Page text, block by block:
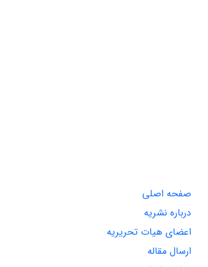
صفحه اصلی
درباره نشریه
اعضای هیات تحریریه
ارسال مقاله